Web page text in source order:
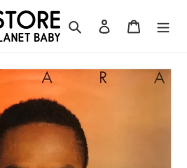
検索 ログインカート